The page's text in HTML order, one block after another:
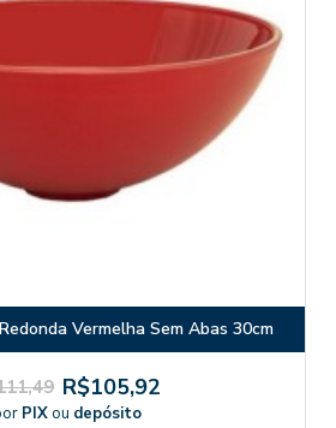
Vermelha Sem Abas 30cm
R$105,92
PIXou depósito